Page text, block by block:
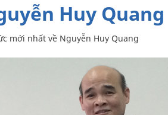
Huy Quang
mới nhất về Nguyễn Huy Quang